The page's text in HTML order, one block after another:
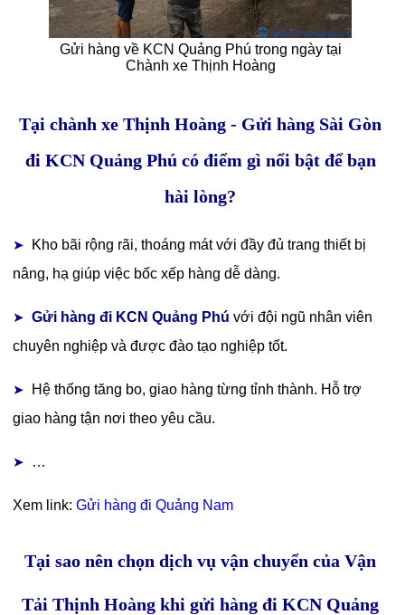
Gửi hàng về KCN Quảng Phú trong ngày tại
Chành xe Thịnh Hoàng
Tại chành xe Thịnh Hoàng - Gửi hàng Sài Gòn
đi KCN Quảng Phú có điểm gì nổi bật để bạn
hài lòng?
➤
Kho bãi rộng rãi, thoáng mát với đầy đủ trang thiết bị
nâng, hạ giúp việc bốc xếp hàng dễ dàng.
➤Gửi hàng đi KCN Quảng Phú với đội ngũ nhân viên
chuyên nghiệp và được đào tạo nghiệp tốt.
➤
Hệ thống tăng bo, giao hàng từng tỉnh thành. Hỗ trợ
giao hàng tận nơi theo yêu cầu.
➤ …
Xem link:Gửi hàng đi Quảng Nam
Tại sao nên chọn dịch vụ vận chuyển của Vận
Tải Thịnh Hoàng khi gửi hàng đi KCN Quảng